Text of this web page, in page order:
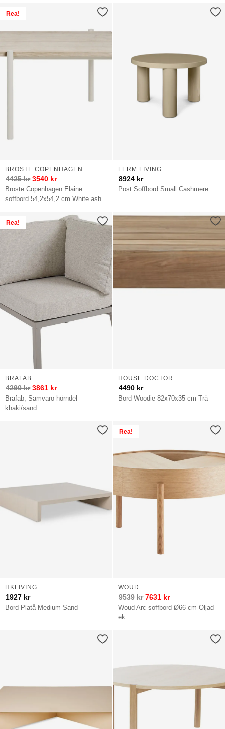
Rea!
Broste Copenhagen Elaine
soffbord 54,2x54,2 cm White ash
BROSTE COPENHAGEN
4425kr 3540 kr
Post Soffbord Small Cashmere
FERM LIVING
8924 kr
Rea!
Brafab, Samvaro hörndel
khaki/sand
BRAFAB
4290kr 3861 kr
Bord Woodie 82x70x35 cm Trä
HOUSE DOCTOR
4490 kr
Bord Platå Medium Sand
HKLIVING
1927 kr
Rea!
Woud Arc soffbord Ø66 cm Oljad
ek
WOUD
9539kr 7631 kr